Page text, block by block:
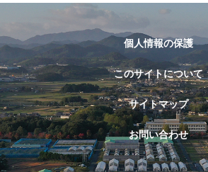
個人情報の保護
このサイトについて
サイトマップ
お問い合わせ